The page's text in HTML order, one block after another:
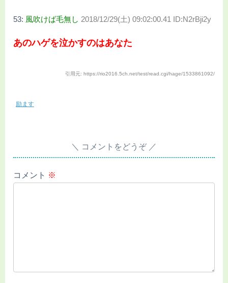
53: 風吹けば毛無し 2018/12/29(土) 09:02:00.41 ID:N2rBji2y
あのハゲを泣かすのはあなた
引用元: https://rio2016.5ch.net/test/read.cgi/hage/1533861092/
励ます
コメントをどうぞ
コメント ※